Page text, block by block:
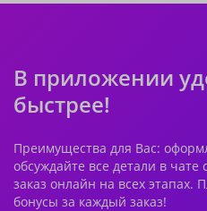
В приложении
быстрее!
Преимущества для Вас:
обсуждайте все детали в
заказ онлайн на всех
бонусы за каждый заказ!